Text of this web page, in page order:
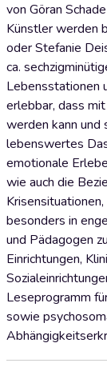
von Göran
Künstler werden
oder Stefanie
ca.
Lebensstationen
erlebbar, dass
werden kann und
lebenswertes
emotionale
wie auch die
besonders in
und Pädagogen
Einrichtungen,
Leseprogramm
sowie